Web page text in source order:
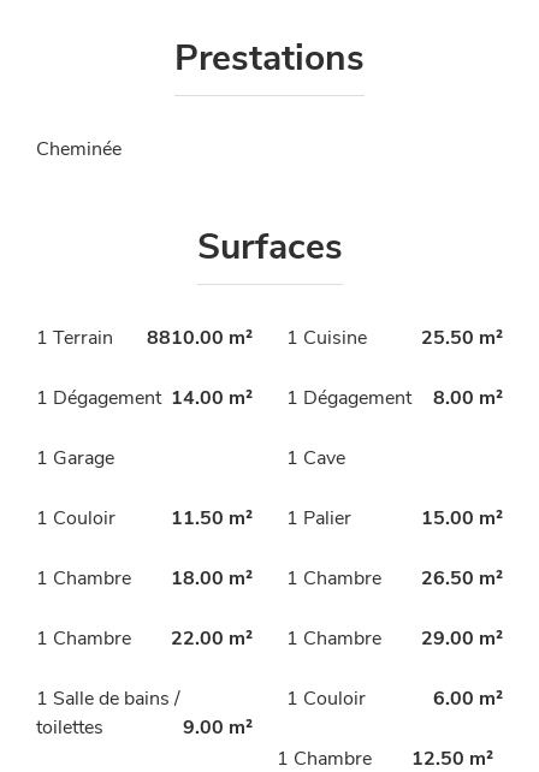
Prestations
Cheminée
Surfaces
1 Terrain 8810.00 m² 1 Cuisine 25.50 m²
1 Dégagement 14.00 m² 1 Dégagement 8.00 m²
1 Garage 1 Cave
1 Couloir 11.50 m² 1 Palier 15.00 m²
1 Chambre 18.00 m² 1 Chambre 26.50 m²
1 Chambre 22.00 m² 1 Chambre 29.00 m²
1 Salle de bains /
toilettes
9.00 m²
1 Couloir 6.00 m²
1 Chambre 12.50 m²